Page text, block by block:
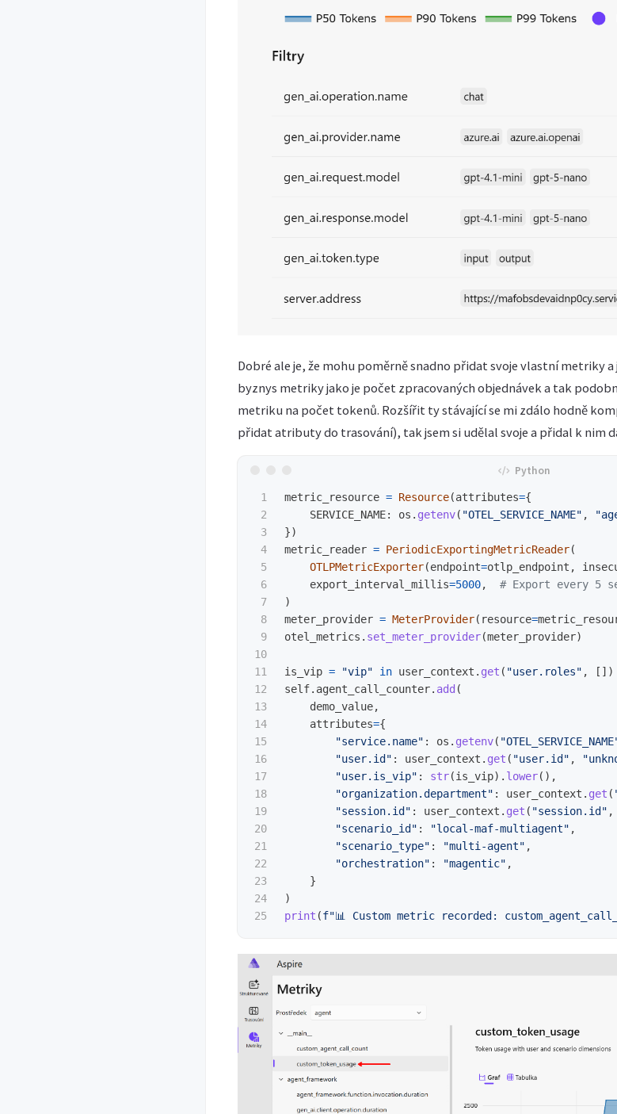
Dobré ale je, že mohu poměrně snadno přidat svoje vlastní metriky
byznys metriky jako je počet zpracovaných objednávek a tak
metriku na počet tokenů. Rozšířit ty stávající se mi zdálo hodně
přidat atributy do trasování), tak jsem si udělal svoje a přidal k nim
1
2
3
4
5
6
7
8
9
10
11
12
13
14
15
16
17
18
19
20
21
22
23
24
metric_resource = Resource(attributes={
SERVICE_NAME: os . getenv( "OTEL_SERVICE_NAME" , "
})
metric_reader = PeriodicExportingMetricReader(
OTLPMetricExporter(endpoint=otlp_endpoint ,
export_interval_millis=5000,
)
meter_provider = MeterProvider( resource=
otel_metrics . set_meter_provider(meter_provider)
is_vip = "vip" in user_context . get ( "user.roles" ,
[])
self. agent_call_counter. add (
demo_value,
attributes={
"service.name" : os . getenv( "OTEL_SERVICE_NAME
"user.id " : user_context . get ( "user.id " , "
"user.is_vip" : str(is_vip). lower(),
"organization.department" : user_context . get (
"session.id " : user_context . get ( "session.id " ,
"scenario_id " : "local-maf-multiagent" ,
"scenario_type" : "multi-agent" ,
"orchestration" : "magentic" ,
}
)
print (f"📊 Custom metric recorded: